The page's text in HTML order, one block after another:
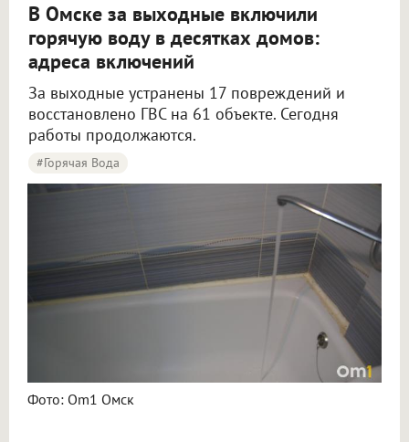
В Омске за выходные включили
горячую воду в десятках домов:
адреса включений
За выходные устранены 17 повреждений и
восстановлено ГВС на 61 объекте. Сегодня
работы продолжаются.
#горячая Вода
Фото: Om1 Омск